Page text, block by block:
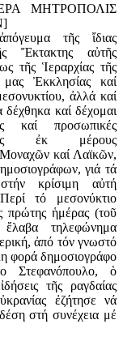
ΜΗΤΡΟΠΟΛΙΣ
τῆς ἴδιας
Ἔκτακτης αὐτῆς
τῆς Ἱεραρχίας τῆς
μας Ἐκκλησίας καί
ἀλλά καί
καί δέχομαι
καί προσωπικές
ἐκ μέρους
καί Λαϊκῶν,
γιά τά
κρίσιμη αὐτή
τό μεσονύκτιο
πρώτης ἡμέρας (τοῦ
ἔλαβα τηλεφώνημα
ἀπό τόν γνωστό
φορά δημοσιογράφο
Στεφανόπουλο, ὁ
τῆς ραγδαίας
ἐζήτησε νά
στή συνέχεια μέ